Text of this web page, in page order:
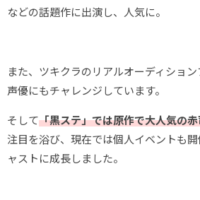
などの話題作に出演し、人気に。
また、ツキクラのリアルオーディショ
声優にもチャレンジしています。
そして「黒ステ」では原作で大人気の
注目を浴び、現在では個人イベントも
ャストに成長しました。